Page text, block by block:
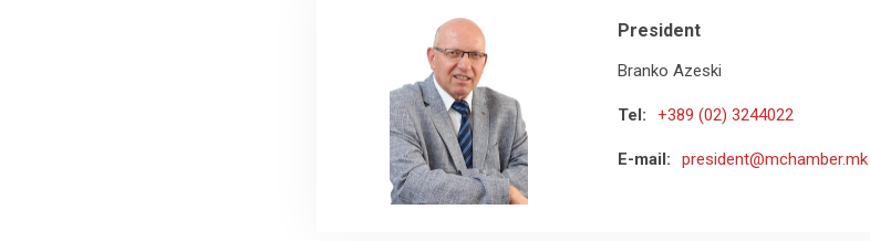
President
Branko Azeski
Tel: +389 (02) 3244022
E-mail: president@mchamber.mk